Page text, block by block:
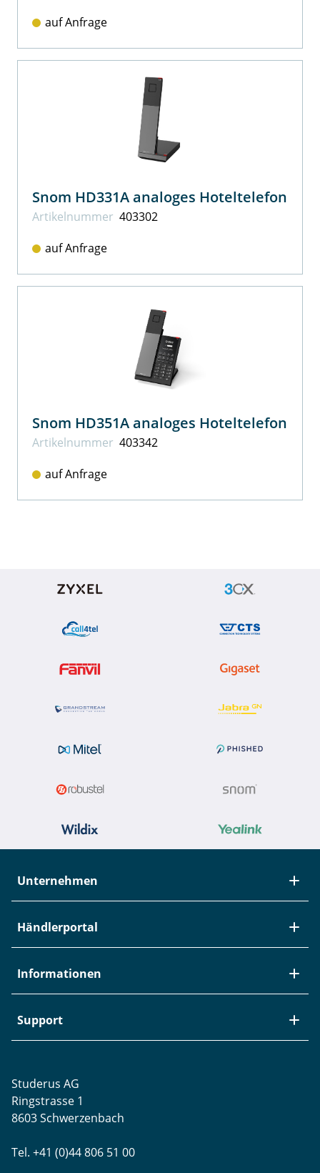
auf Anfrage
Snom HD331A analoges Hoteltelefon
Artikel­nummer 403302
auf Anfrage
Snom HD351A analoges Hoteltelefon
Artikel­nummer 403342
auf Anfrage
Unternehmen
Über Studerus
Team
Kontakt
Studerus als Arbeitgeber
Aktuelle Jobs
Referenzen
Datenschutz
Händlerportal
Neuheiten / EOL
Datenanbindung
Swiss Service Pack
Zyxel-Partnerprogramm
Informationen
Bezugsquellen
Garantieinformationen
Brands
Blog
Support
Projektunterstützung
WLAN-Ausmessung
Remote Desktop
Studerus AG
Ringstrasse 1
8603 Schwerzenbach
Tel. +41 (0)44 806 51 00